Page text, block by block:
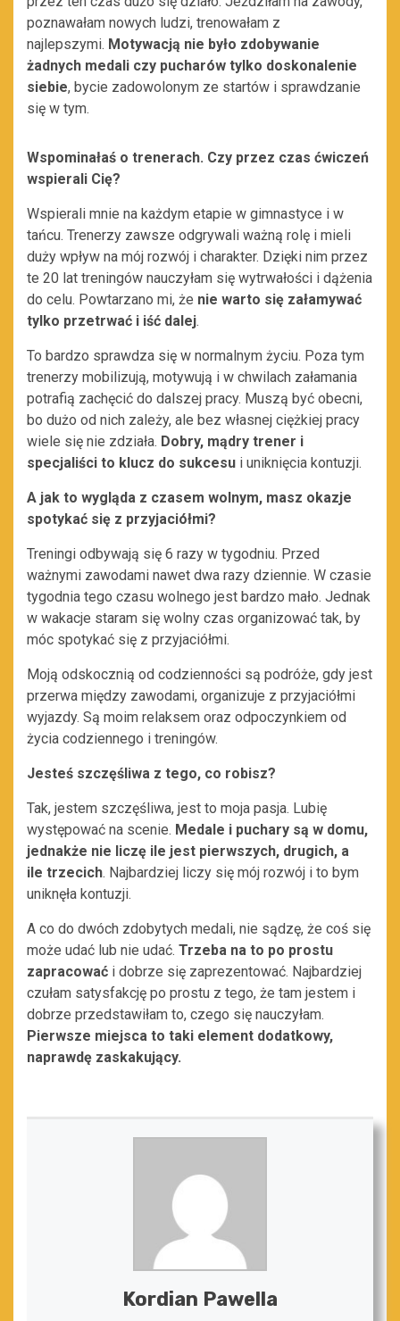
poznawałam nowych ludzi, trenowałam z
najlepszymi. Motywacją nie było zdobywanie
żadnych medali czy pucharów tylko doskonalenie
siebie, bycie zadowolonym ze startów i sprawdzanie
się w tym.
Wspominałaś o trenerach. Czy przez czas ćwiczeń
wspierali Cię?
Wspierali mnie na każdym etapie w gimnastyce i w
tańcu. Trenerzy zawsze odgrywali ważną rolę i mieli
duży wpływ na mój rozwój i charakter. Dzięki nim przez
te 20 lat treningów nauczyłam się wytrwałości i dążenia
do celu. Powtarzano mi, że nie warto się załamywać
tylko przetrwać i iść dalej.
To bardzo sprawdza się w normalnym życiu. Poza tym
trenerzy mobilizują, motywują i w chwilach załamania
potrafią zachęcić do dalszej pracy. Muszą być obecni,
bo dużo od nich zależy, ale bez własnej ciężkiej pracy
wiele się nie zdziała. Dobry, mądry trener i
specjaliści to klucz do sukcesu i uniknięcia kontuzji.
A jak to wygląda z czasem wolnym, masz okazje
spotykać się z przyjaciółmi?
Treningi odbywają się 6 razy w tygodniu. Przed
ważnymi zawodami nawet dwa razy dziennie. W czasie
tygodnia tego czasu wolnego jest bardzo mało. Jednak
w wakacje staram się wolny czas organizować tak, by
móc spotykać się z przyjaciółmi.
Moją odskocznią od codzienności są podróże, gdy jest
przerwa między zawodami, organizuje z przyjaciółmi
wyjazdy. Są moim relaksem oraz odpoczynkiem od
życia codziennego i treningów.
Jesteś szczęśliwa z tego, co robisz?
Tak, jestem szczęśliwa, jest to moja pasja. Lubię
występować na scenie. Medale i puchary są w domu,
jednakże nie liczę ile jest pierwszych, drugich, a
ile trzecich. Najbardziej liczy się mój rozwój i to bym
uniknęła kontuzji.
A co do dwóch zdobytych medali, nie sądzę, że coś się
może udać lub nie udać. Trzeba na to po prostu
zapracować i dobrze się zaprezentować. Najbardziej
czułam satysfakcję po prostu z tego, że tam jestem i
dobrze przedstawiłam to, czego się nauczyłam.
Pierwsze miejsca to taki element dodatkowy,
naprawdę zaskakujący.
Kordian Pawella